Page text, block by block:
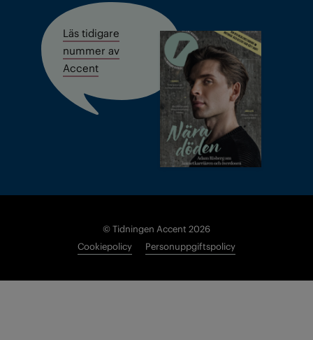
Läs tidigare
nummer av
Accent
© Tidningen Accent 2026
Cookiepolicy
Personuppgiftspolicy